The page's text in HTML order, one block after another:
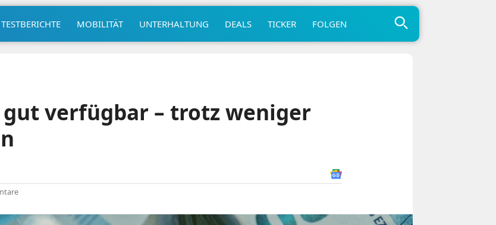
TESTBERICHTE MOBILITÄT UNTERHALTUNG DEALS TICKER FOLGEN
verfügbar – trotz weniger